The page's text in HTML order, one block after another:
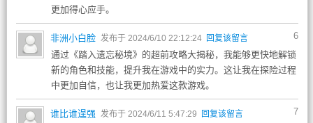
更加得心应手。
6
非洲小白脸 发布于 2024/6/10 22:12:24 回复该留言
通过《踏入遗忘秘境》的超前攻略大揭秘，我能够更快地解锁
新的角色和技能，提升我在游戏中的实力。这让我在探险过程
中更加自信，也让我更加热爱这款游戏。
7
谁比谁逞强 发布于 2024/6/11 5:47:29 回复该留言